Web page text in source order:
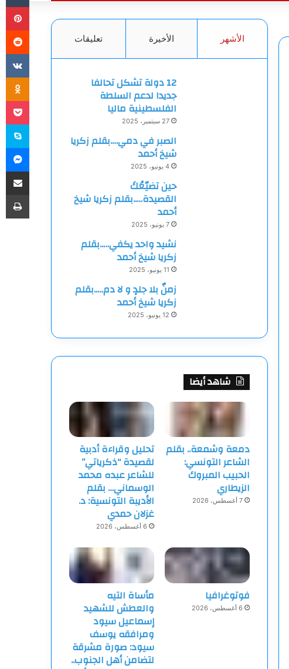
الأشهر الأخيرة تعليقات
12 دولة تشكل تحالفا
جديدا لدعم السلطة
الفلسطينية ماليا
27 سبتمبر، 2025
الصبر في دمي….بقلم زكريا
شيخ أحمد
4 يونيو، 2025
حين تضيّعُكَ
القصيدة…..بقلم زكريا شيخ
أحمد
7 يونيو، 2025
نشيد واحد يكفي…..بقلم
زكريا شيخ أحمد
11 يونيو، 2025
زمنٌ بلا جلدٍ و لا دم…..بقلم
زكريا شيخ أحمد
12 يونيو، 2025
شاهد أيضا
دمعة وشمعة.. بقلم
الشاعر التونسي:
الحبيب المبروك
الزيطاري
7 أغسطس، 2026
تحليل وقراءة أدبية
لقصيدة “ذكرياتي”
للشاعر عبده محمد
الوسماني… بقلم
الأديبة التونسية: د.
غزلان حمدي
6 أغسطس، 2026
فوتوغرافيا
6 أغسطس، 2026
مأساة التيه
والعطش للشهيد
إسماعيل سيود
ومرافقه يوسف
سيود: صورة مشرقة
لتضامن أهل الجنوب..